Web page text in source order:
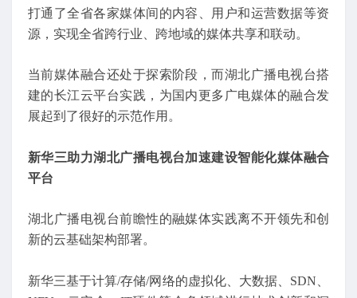
打通了全省各家媒体间的内容、用户和运营数据等资
源，实现全省跨行业、跨地域的媒体共享和联动。
当前媒体融合还处于探索阶段，而湖北广播电视台搭
建的长江云平台实践，为国内更多广电媒体的融合发
展起到了很好的示范作用。
新华三助力湖北广播电视台加速建设智能化媒体融合
平台
湖北广播电视台前瞻性的融媒体实践离不开领先和创
新的云基础架构部署。
新华三基于计算/存储/网络的虚拟化、大数据、SDN、